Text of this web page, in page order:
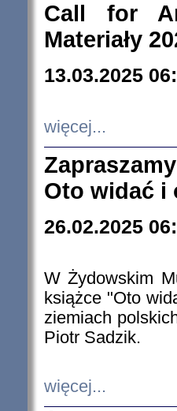
Call for
Materiały
13.03.2025
więcej...
Oto widać i
26.02.2025
W Żydowskim
książce "Oto
ziemiach
Piotr Sadzik.
więcej...